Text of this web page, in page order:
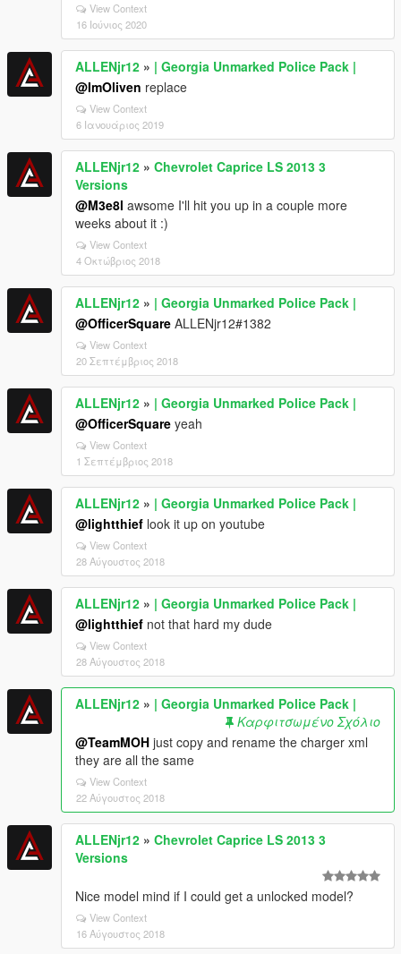
View Context
16 Ιούνιος 2020
ALLENjr12 » | Georgia Unmarked Police Pack |
@ImOliven replace
View Context
6 Ιανουάριος 2019
ALLENjr12 » Chevrolet Caprice LS 2013 3
Versions
@M3e8l awsome I'll hit you up in a couple more
weeks about it :)
View Context
4 Οκτώβριος 2018
ALLENjr12 » | Georgia Unmarked Police Pack |
@OfficerSquare ALLENjr12#1382
View Context
20 Σεπτέμβριος 2018
ALLENjr12 » | Georgia Unmarked Police Pack |
@OfficerSquare yeah
View Context
1 Σεπτέμβριος 2018
ALLENjr12 » | Georgia Unmarked Police Pack |
@lightthief look it up on youtube
View Context
28 Αύγουστος 2018
ALLENjr12 » | Georgia Unmarked Police Pack |
@lightthief not that hard my dude
View Context
28 Αύγουστος 2018
ALLENjr12 » | Georgia Unmarked Police Pack |
Καρφιτσωμένο Σχόλιο
@TeamMOH just copy and rename the charger xml
they are all the same
View Context
22 Αύγουστος 2018
ALLENjr12 » Chevrolet Caprice LS 2013 3
Versions
Nice model mind if I could get a unlocked model?
View Context
16 Αύγουστος 2018